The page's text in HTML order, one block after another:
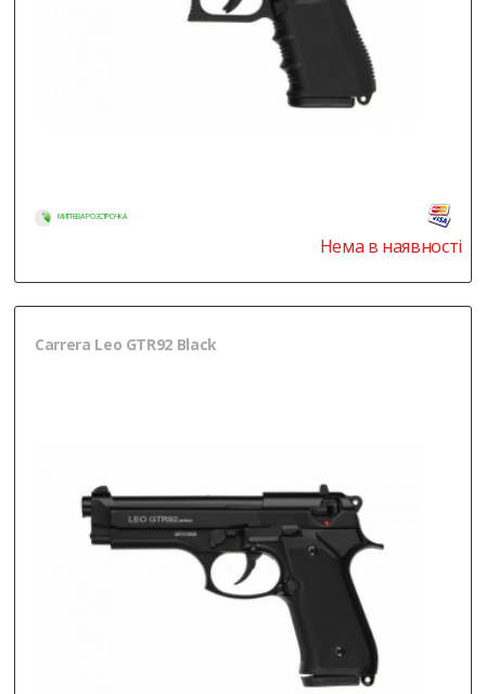
МИТТЄВА РОЗСТРОЧКА
Нема в наявності
Carrera Leo GTR92 Black